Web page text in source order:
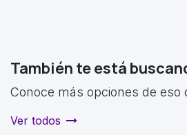
También te está
Conoce más opciones de eso
Ver todos